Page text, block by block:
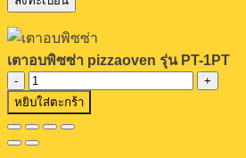
จำนวน
อบ
พิซซ่า
pizzaoven
รุ่น
PT-
1PT
หยิบใส่ตะกร้า